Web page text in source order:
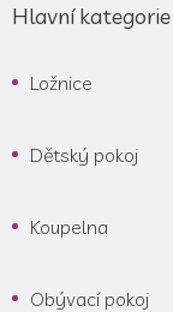
Hlavní kategorie
Ložnice
Dětský pokoj
Koupelna
Obývací pokoj